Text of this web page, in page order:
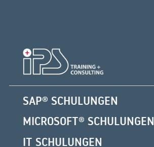
SAP® SCHULUNGEN
MICROSOFT® SCHULUNGEN
IT SCHULUNGEN